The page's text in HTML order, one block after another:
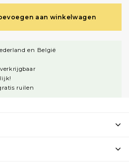
aan winkelwagen
en België
ruilen